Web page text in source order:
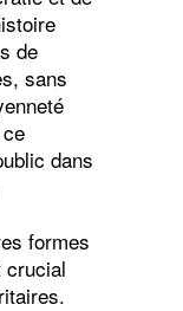
de
sans
dans
formes
crucial